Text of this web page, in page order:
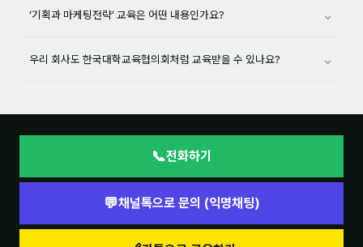
‘기획과 마케팅전략’ 교육은 어떤 내용인가요? ⌄
우리 회사도 한국대학교육협의회처럼 교육받을 수 있나요? ⌄
📞전화하기
💬채널톡으로 문의 (익명채팅)